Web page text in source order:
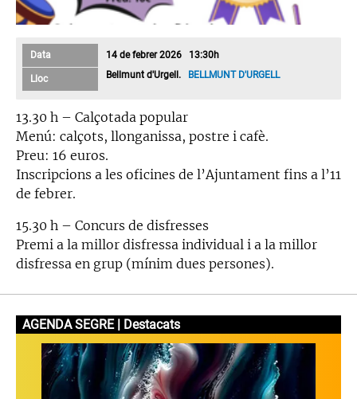
Data 14 de febrer 2026 13:30h
Lloc Bellmunt d'Urgell. BELLMUNT D'URGELL
13.30 h – Calçotada popular
Menú: calçots, llonganissa, postre i cafè.
Preu: 16 euros.
Inscripcions a les oficines de l’Ajuntament fins a l’11
de febrer.
15.30 h – Concurs de disfresses
Premi a la millor disfressa individual i a la millor
disfressa en grup (mínim dues persones).
AGENDA SEGRE | Destacats